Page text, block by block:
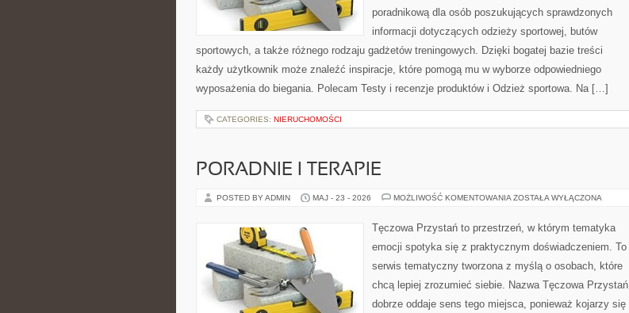
poradnikową dla osób poszukujących sprawdzonych
informacji dotyczących odzieży sportowej, butów
sportowych, a także różnego rodzaju gadżetów treningowych. Dzięki bogatej bazie treści
każdy użytkownik może znaleźć inspiracje, które pomogą mu w wyborze odpowiedniego
wyposażenia do biegania. Polecam Testy i recenzje produktów i Odzież sportowa. Na […]
CATEGORIES: NIERUCHOMOŚCI
PORADNIE I TERAPIE
POSTED BY ADMIN MAJ - 23 - 2026 MOŻLIWOŚĆ KOMENTOWANIA PORADNIE
ZOSTAŁA WYŁĄCZONA
Tęczowa Przystań to przestrzeń, w którym tematyka
emocji spotyka się z praktycznym doświadczeniem. To
serwis tematyczny tworzona z myślą o osobach, które
chcą lepiej zrozumieć siebie. Nazwa Tęczowa Przystań
dobrze oddaje sens tego miejsca, ponieważ kojarzy się